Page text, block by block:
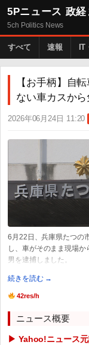
5Pニュース 政経
5ch Politics News
すべて 速報 IT
【お手柄】自
ない車カスか
2026年06月24日 11:20
6月22日、兵庫県たつの
し、車がそのまま現場
男を逮捕しました。
続きを読む →
42res/h
ニュース概要
▶ Yahoo!ニュース